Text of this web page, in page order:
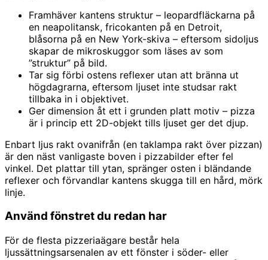
Framhäver kantens struktur – leopardfläckarna på
en neapolitansk, fricokanten på en Detroit,
blåsorna på en New York-skiva – eftersom sidoljus
skapar de mikroskuggor som läses av som
”struktur” på bild.
Tar sig förbi ostens reflexer utan att bränna ut
högdagrarna, eftersom ljuset inte studsar rakt
tillbaka in i objektivet.
Ger dimension åt ett i grunden platt motiv – pizza
är i princip ett 2D-objekt tills ljuset ger det djup.
Enbart ljus rakt ovanifrån (en taklampa rakt över pizzan)
är den näst vanligaste boven i pizzabilder efter fel
vinkel. Det plattar till ytan, spränger osten i bländande
reflexer och förvandlar kantens skugga till en hård, mörk
linje.
Använd fönstret du redan har
För de flesta pizzeriaägare består hela
ljussättningsarsenalen av ett fönster i söder- eller